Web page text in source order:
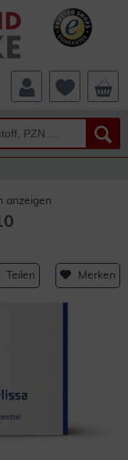
anzeigen
Teilen Merken